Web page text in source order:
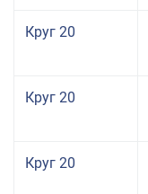
Круг 20
Круг 20
Круг 20